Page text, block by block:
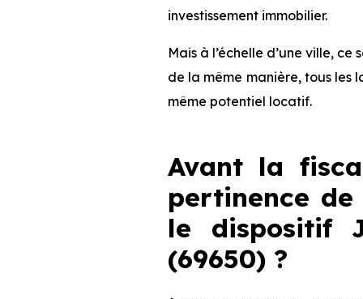
investissement immobilier.
Mais à l’échelle d’une ville,
de la même manière, tous les
même potentiel locatif.
Avant la
pertinence
le dispositif
(69650) ?